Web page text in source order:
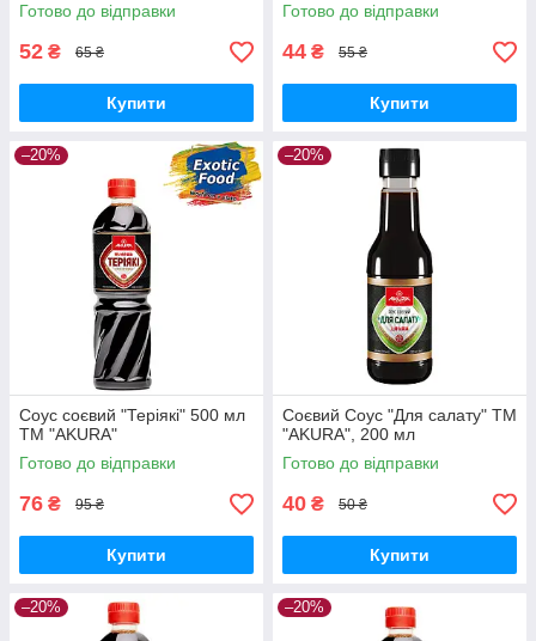
Готово до відправки
52 ₴ 65 ₴
Купити
Готово до відправки
44 ₴ 55 ₴
Купити
–20%
Соус соєвий "Теріякі" 500 мл
ТМ "AKURA"
Готово до відправки
76 ₴ 95 ₴
Купити
–20%
Соєвий Соус "Для салату" ТМ
"AKURA", 200 мл
Готово до відправки
40 ₴ 50 ₴
Купити
–20% –20%